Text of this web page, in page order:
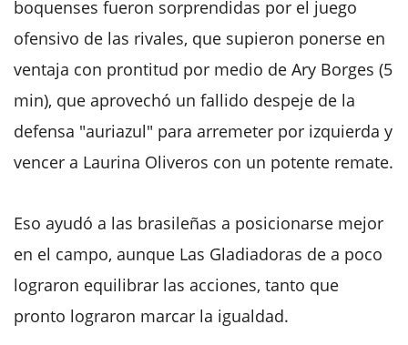
boquenses fueron sorprendidas por el juego
ofensivo de las rivales, que supieron ponerse en
ventaja con prontitud por medio de Ary Borges (5
min), que aprovechó un fallido despeje de la
defensa "auriazul" para arremeter por izquierda y
vencer a Laurina Oliveros con un potente remate.
Eso ayudó a las brasileñas a posicionarse mejor
en el campo, aunque Las Gladiadoras de a poco
lograron equilibrar las acciones, tanto que
pronto lograron marcar la igualdad.